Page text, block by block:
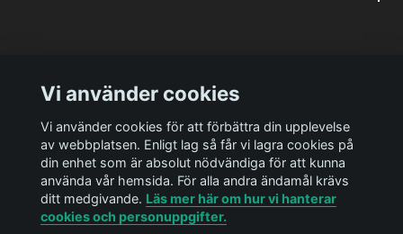
Vi använder cookies
Vi använder cookies för att förbättra din upplevelse
av webbplatsen. Enligt lag så får vi lagra cookies på
din enhet som är absolut nödvändiga för att kunna
använda vår hemsida. För alla andra ändamål krävs
ditt medgivande. Läs mer här om hur vi hanterar
cookies och personuppgifter.